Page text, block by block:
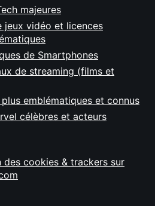
majeures
jeux vidéo et licences
de Smartphones
de streaming (films et
emblématiques et connus
célèbres et acteurs
cookies & trackers sur